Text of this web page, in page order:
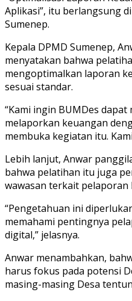
Aplikasi”, itu berlangsung
Sumenep.
Kepala DPMD Sumenep,
menyatakan bahwa
mengoptimalkan laporan
sesuai standar.
“Kami ingin BUMDes
melaporkan keuangan
membuka kegiatan itu.
Lebih lanjut, Anwar
bahwa pelatihan itu juga
wawasan terkait
“Pengetahuan ini
memahami pentingnya
digital,” jelasnya.
Anwar menambahkan,
harus fokus pada potensi
masing-masing Desa